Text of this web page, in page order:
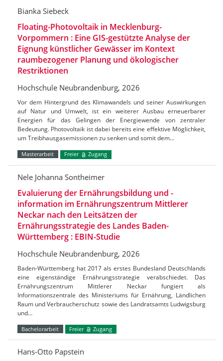
Bianka Siebeck
Floating-Photovoltaik in Mecklenburg-
Vorpommern : Eine GIS-gestützte Analyse der
Eignung künstlicher Gewässer im Kontext
raumbezogener Planung und ökologischer
Restriktionen
Hochschule Neubrandenburg, 2026
Vor dem Hintergrund des Klimawandels und seiner Auswirkungen
auf Natur und Umwelt, ist ein weiterer Ausbau erneuerbarer
Energien für das Gelingen der Energiewende von zentraler
Bedeutung. Photovoltaik ist dabei bereits eine effektive Möglichkeit,
um Treibhausgasemissionen zu senken und somit dem…
Masterarbeit Freier Zugang
Nele Johanna Sontheimer
Evaluierung der Ernährungsbildung und -
information im Ernährungszentrum Mittlerer
Neckar nach den Leitsätzen der
Ernährungsstrategie des Landes Baden-
Württemberg : EBIN-Studie
Hochschule Neubrandenburg, 2026
Baden-Württemberg hat 2017 als erstes Bundesland Deutschlands
eine eigenständige Ernährungsstrategie verabschiedet. Das
Ernährungszentrum Mittlerer Neckar fungiert als
Informationszentrale des Ministeriums für Ernährung, Ländlichen
Raum und Verbraucherschutz sowie des Landratsamts Ludwigsburg
und…
Bachelorarbeit Freier Zugang
Hans-Otto Papstein